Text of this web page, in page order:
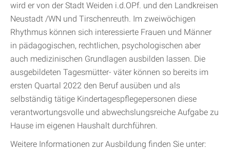
wird er von der Stadt Weiden i.d.OPf. und den Landkreisen
Neustadt /WN und Tirschenreuth. Im zweiwöchigen
Rhythmus können sich interessierte Frauen und Männer
in pädagogischen, rechtlichen, psychologischen aber
auch medizinischen Grundlagen ausbilden lassen. Die
ausgebildeten Tagesmütter- väter können so bereits im
ersten Quartal 2022 den Beruf ausüben und als
selbständig tätige Kindertagespflegepersonen diese
verantwortungsvolle und abwechslungsreiche Aufgabe zu
Hause im eigenen Haushalt durchführen.
Weitere Informationen zur Ausbildung finden Sie unter: